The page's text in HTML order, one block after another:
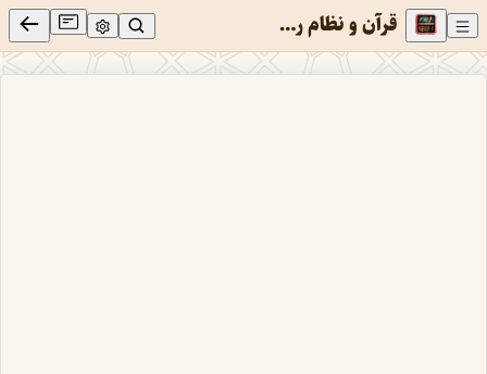
قرآن و نظام رشته ای جهان مرتضی رضوی